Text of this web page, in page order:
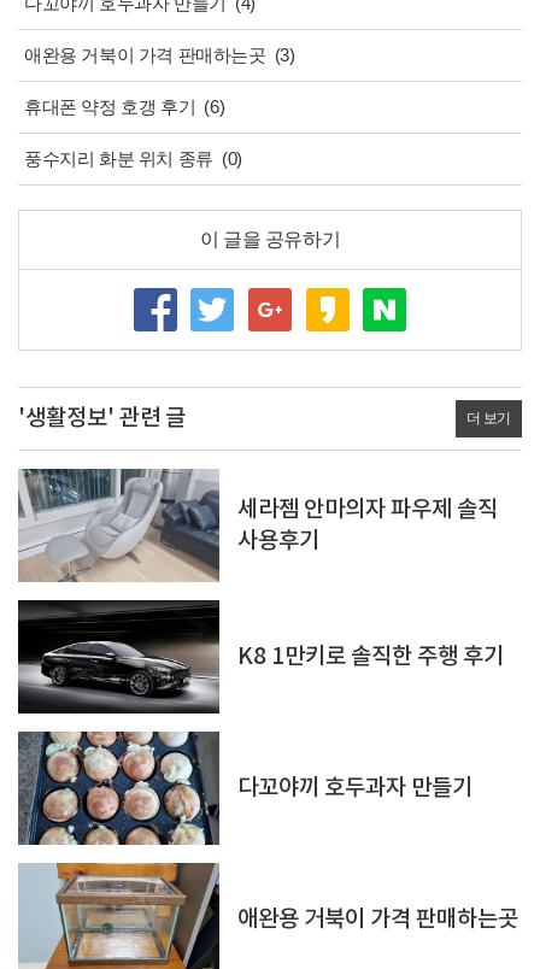
애완용 거북이 가격 판매하는곳 (3)
휴대폰 약정 호갱 후기 (6)
풍수지리 화분 위치 종류 (0)
이 글을 공유하기
'생활정보' 관련 글 더 보기
세라젬 안마의자 파우제 솔직
사용후기
K8 1만키로 솔직한 주행 후기
다꼬야끼 호두과자 만들기
애완용 거북이 가격 판매하는곳